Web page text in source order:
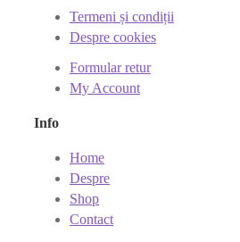
Termeni și condiții
Despre cookies
Formular retur
My Account
Info
Home
Despre
Shop
Contact